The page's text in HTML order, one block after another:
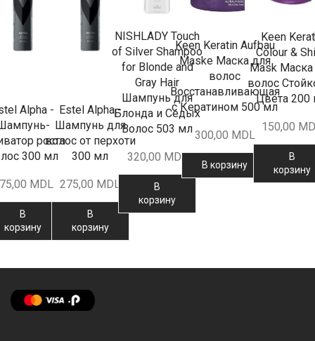
Alpha -
роста
300 мл
MDL
В
корзину
Estel Alpha -
Шампунь для
волос от перхоти
300 мл
275,00 MDL
В
корзину
NISHLADY Touch
of Silver Shampoo
for Blonde and
Gray Hair
Шампунь для
Блонда и Седых
Волос 503 мл
320,00 MDL
В
корзину
Keen Keratin Aufbau
Maske Маска для
волос
Восстанавливающая
с Кератином 500 мл
300,00 MDL
В корзину
Keen
Colour &
Mask
волос
Цвета 200
150,00
В
корзину